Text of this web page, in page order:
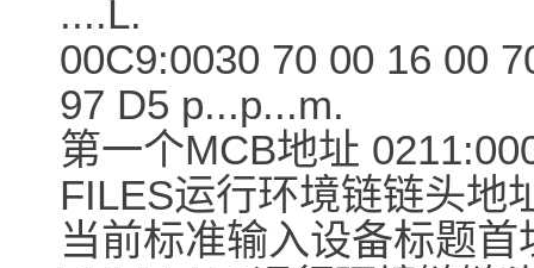
....L.
00C9:0030 70 00 16 00
97 D5 p...p...m.
第一个MCB地址
FILES运行环境链链头地
当前标准输入设备标题首